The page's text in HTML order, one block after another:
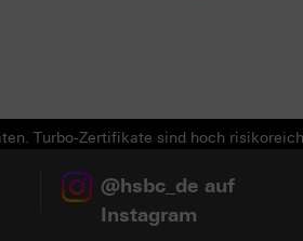
Turbo-Zertifikate sind hoch
@hsbc_de auf
Instagram